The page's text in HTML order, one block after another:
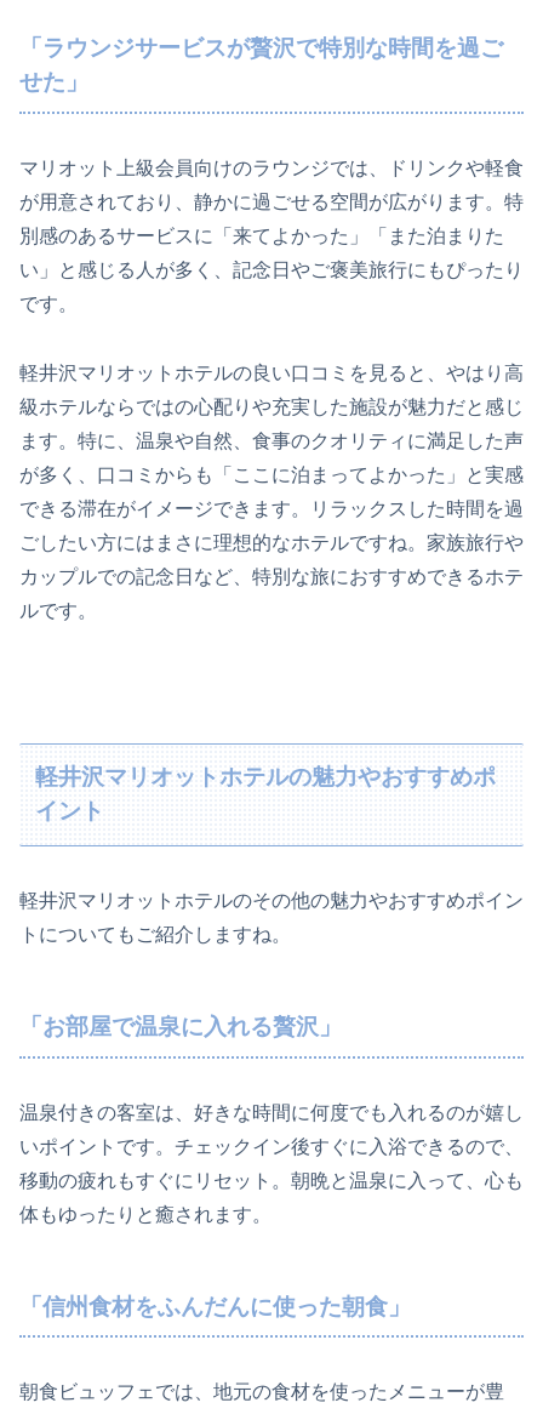
「ラウンジサービスが贅沢で特別な時間を過ご
せた」
マリオット上級会員向けのラウンジでは、ドリンクや軽食
が用意されており、静かに過ごせる空間が広がります。特
別感のあるサービスに「来てよかった」「また泊まりた
い」と感じる人が多く、記念日やご褒美旅行にもぴったり
です。
軽井沢マリオットホテルの良い口コミを見ると、やはり高
級ホテルならではの心配りや充実した施設が魅力だと感じ
ます。特に、温泉や自然、食事のクオリティに満足した声
が多く、口コミからも「ここに泊まってよかった」と実感
できる滞在がイメージできます。リラックスした時間を過
ごしたい方にはまさに理想的なホテルですね。家族旅行や
カップルでの記念日など、特別な旅におすすめできるホテ
ルです。
軽井沢マリオットホテルの魅力やおすすめポ
イント
軽井沢マリオットホテルのその他の魅力やおすすめポイン
トについてもご紹介しますね。
「お部屋で温泉に入れる贅沢」
温泉付きの客室は、好きな時間に何度でも入れるのが嬉し
いポイントです。チェックイン後すぐに入浴できるので、
移動の疲れもすぐにリセット。朝晩と温泉に入って、心も
体もゆったりと癒されます。
「信州食材をふんだんに使った朝食」
朝食ビュッフェでは、地元の食材を使ったメニューが豊